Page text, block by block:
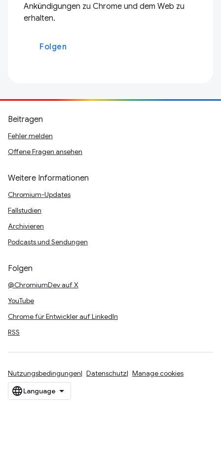
Ankündigungen zu Chrome und dem Web zu
erhalten.
Folgen
Beitragen
Fehler melden
Offene Fragen ansehen
Weitere Informationen
Chromium-Updates
Fallstudien
Archivieren
Podcasts und Sendungen
Folgen
@ChromiumDev auf X
YouTube
Chrome für Entwickler auf LinkedIn
RSS
Nutzungsbedingungen Datenschutz Manage cookies